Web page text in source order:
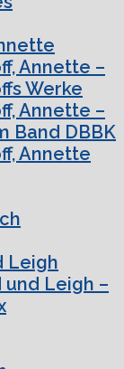
Annette –
Werke
Annette –
Band DBBK
Annette
Leigh
und Leigh –